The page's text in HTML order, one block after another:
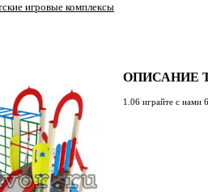
игровые комплексы
ОПИСАНИЕ
1.06 играйте с нами 6